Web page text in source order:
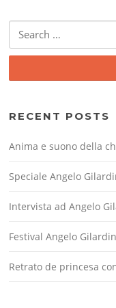
for:
RECENT POSTS
Anima e suono della
Speciale Angelo
Intervista ad Angelo
Festival Angelo
Retrato de princesa